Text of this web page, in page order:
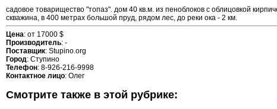
садовое товарищество "топаз". дом 40 кв.м. из пеноблоков с облицовкой
скважина, в 400 метрах большой пруд, рядом лес, до реки ока - 2 км.
Цена: от 17000 $
Производитель: -
Поставщик: Stupino.org
Город: Ступино
Телефон: 8-926-216-9998
Контактное лицо: Олег
Смотрите также в этой рубрике: